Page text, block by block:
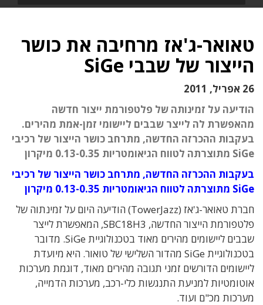
טאואר-ג'אז מרחיבה את כושר
הייצור של שבבי SiGe
26 אפריל, 2011
הודיעה על זמינותה של פלטפורמת ייצור חדשה
מהאפשרת לה לייצר שבבים ליישומי זמן-אמת מהירים.
בעקבות ההכרזה החדשה, מתרחב כושר הייצור של רכיבי
SiGe מתוצרתה לטווח הגיאומטריות 0.13-0.35 מיקרון
בעקבות ההכרזה החדשה, מתרחב כושר הייצור של רכיבי
SiGe מתוצרתה לטווח הגיאומטריות 0.13-0.35 מיקרון
חברת טאואר-ג'אז (TowerJazz) הודיעה היום על זמינתוה של
פלטפורמת הייצור החדשה, SBC18H3, המאפשרת לייצר
שבבים ליישומים מהירים מאוד בטכנולוגיית SiGe. מדובר
בטכנולוגיית SiGe מהדור השלישי של טואור. היא מיועדת
ליישומים הדורשים זמני תגובה מהירים מאוד, דוגמת מערכות
אוטומטיות למניעת התנגשות כלי-רכב, מערכות הדמייה,
מערכות מכ"ם ועוד.